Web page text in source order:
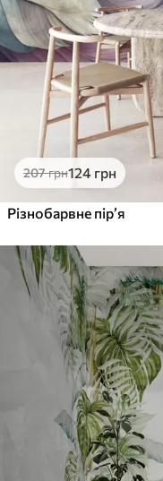
207грн124 грн
Різнобарвне пір’я